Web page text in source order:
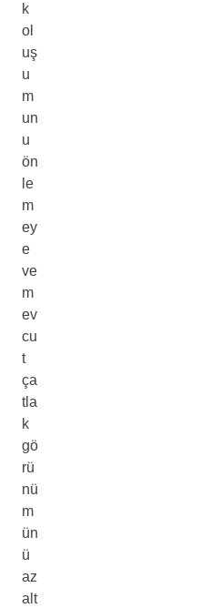
k
ol
uş
u
m
un
u
ön
le
m
ey
e
ve
m
ev
cu
t
ça
tla
k
gö
rü
nü
m
ün
ü
az
alt